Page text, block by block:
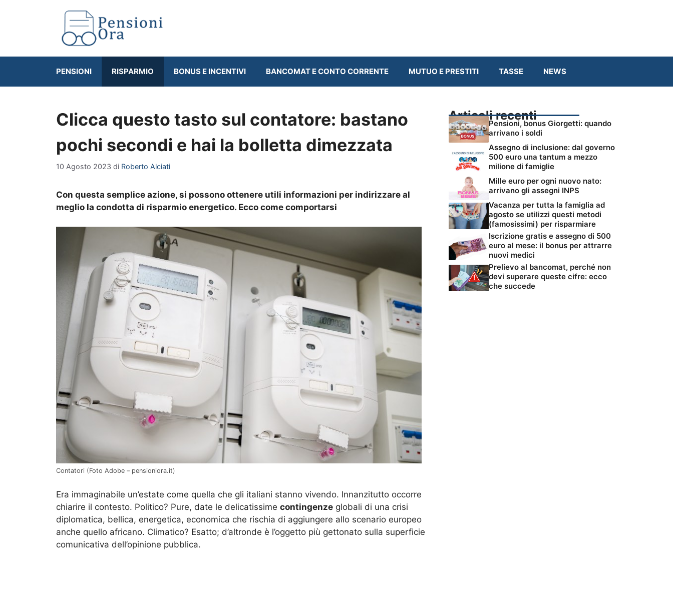
PENSIONI RISPARMIO BONUS E INCENTIVI BANCOMAT E CONTO CORRENTE MUTUO E PRESTITI TASSE NEWS
Clicca questo tasto sul contatore: bastano
pochi secondi e hai la bolletta dimezzata
10 Agosto 2023 di Roberto Alciati
Con questa semplice azione, si possono ottenere utili informazioni per indirizzare al
meglio la condotta di risparmio energetico. Ecco come comportarsi
Contatori (Foto Adobe – pensioniora.it)
Era immaginabile un’estate come quella che gli italiani stanno vivendo. Innanzitutto occorre
chiarire il contesto. Politico? Pure, date le delicatissime contingenze globali di una crisi
diplomatica, bellica, energetica, economica che rischia di aggiungere allo scenario europeo
anche quello africano. Climatico? Esatto; d’altronde è l’oggetto più gettonato sulla superficie
comunicativa dell’opinione pubblica.
Articoli recenti
Pensioni, bonus Giorgetti: quando
arrivano i soldi
Assegno di inclusione: dal governo
500 euro una tantum a mezzo
milione di famiglie
Mille euro per ogni nuovo nato:
arrivano gli assegni INPS
Vacanza per tutta la famiglia ad
agosto se utilizzi questi metodi
(famosissimi) per risparmiare
Iscrizione gratis e assegno di 500
euro al mese: il bonus per attrarre
nuovi medici
Prelievo al bancomat, perché non
devi superare queste cifre: ecco
che succede